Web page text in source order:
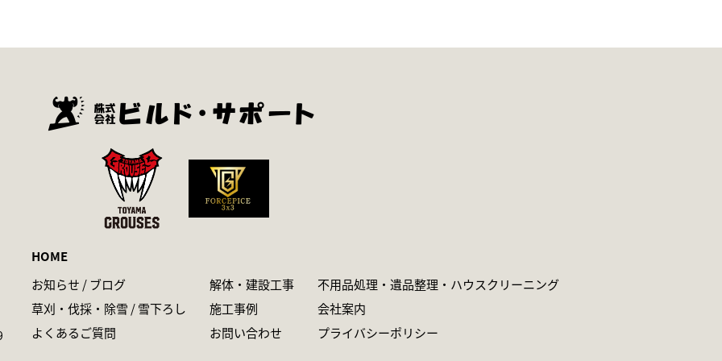
HOME
お知らせ / ブログ
草刈・伐採・除雪 / 雪下ろし
よくあるご質問
解体・建設工事
施工事例
お問い合わせ
不用品処理・遺品整理・ ハウスクリーニング
会社案内
プライバシーポリシー